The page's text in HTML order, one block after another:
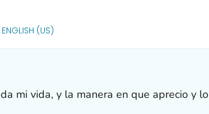
LINK FOR DETAILS.
ENGLISH (US)
mi vida, y la manera en que aprecio y